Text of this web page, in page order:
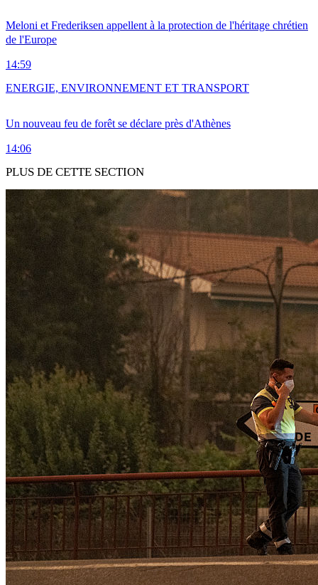
Meloni et Frederiksen appellent à la protection de l'héritage chrétien
de l'Europe
14:59
Un nouveau feu de forêt se déclare près d'Athènes
14:06
ENERGIE, ENVIRONNEMENT ET TRANSPORT
PLUS DE CETTE SECTION